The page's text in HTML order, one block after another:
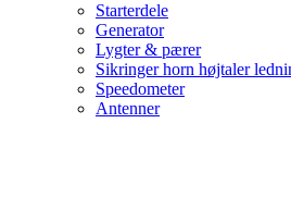
Starterdele
Generator
Lygter & pærer
Sikringer horn højtaler
Speedometer
Antenner